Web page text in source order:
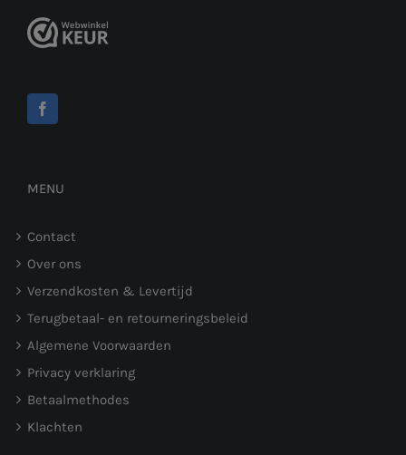
MENU
Contact
Over ons
Verzendkosten & Levertijd
Terugbetaal- en retourneringsbeleid
Algemene Voorwaarden
Privacy verklaring
Betaalmethodes
Klachten